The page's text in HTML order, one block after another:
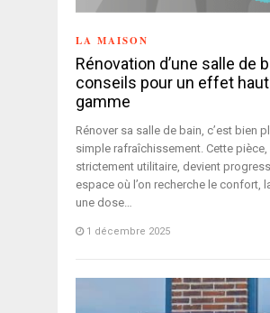
LA MAISON
Rénovation d’une salle de
conseils pour un effet
gamme
Rénover sa salle de bain, c’est bien
simple rafraîchissement. Cette
strictement utilitaire, devient
espace où l’on recherche le confort,
une dose…
1 décembre 2025